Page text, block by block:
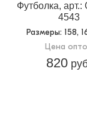
Футболка, арт.:
4543
Размеры: 158,
Цена
820